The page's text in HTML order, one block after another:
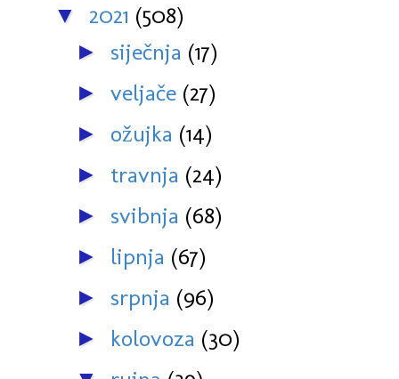
▼ 2021 (508)
► siječnja (17)
► veljače (27)
► ožujka (14)
► travnja (24)
► svibnja (68)
► lipnja (67)
► srpnja (96)
► kolovoza (30)